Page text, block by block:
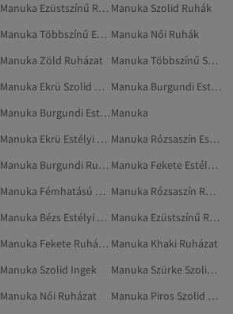
Manuka Ezüstszínű Ruhák Manuka Szolid Ruhák
Manuka Többszínű Estélyi Ruhák Manuka Női Ruhák
Manuka Zöld Ruházat
Manuka Többszínű Szolid Ruhák
Manuka Ekrü Szolid Ruhák
Manuka Burgundi Estélyi És Báli Ruhák
Manuka Burgundi Estélyi RuhákManuka
Manuka Ekrü Estélyi És Báli Ruhák
Manuka Rózsaszín Estélyi És Báli Ruhák
Manuka Burgundi Ruhák
Manuka Fekete Estélyi És Báli Ruhák
Manuka Fémhatású Ruhák
Manuka Rózsaszín Ruházat
Manuka Bézs Estélyi Ruhák
Manuka Ezüstszínű Ruházat
Manuka Fekete Ruházat Manuka Khaki Ruházat
Manuka Szolid Ingek
Manuka Szürke Szolid Ruhák
Manuka Női Ruházat
Manuka Piros Szolid Ruházat